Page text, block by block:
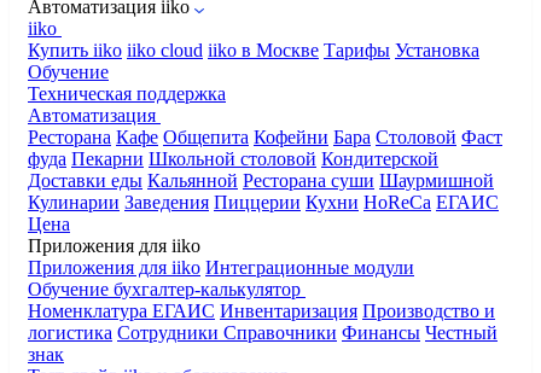
Автоматизация iiko
iiko
Купить iiko iiko cloud iiko в Москве Тарифы Установка
Обучение
Техническая поддержка
Автоматизация
Ресторана Кафе Общепита Кофейни Бара Столовой Фаст
фуда Пекарни Школьной столовой Кондитерской
Доставки еды Кальянной Ресторана суши Шаурмишной
Кулинарии Заведения Пиццерии Кухни HoReCa ЕГАИС
Цена
Приложения для iiko
Приложения для iiko Интеграционные модули
Обучение бухгалтер-калькулятор
Номенклатура ЕГАИС Инвентаризация Производство и
логистика Сотрудники Справочники Финансы Честный
знак